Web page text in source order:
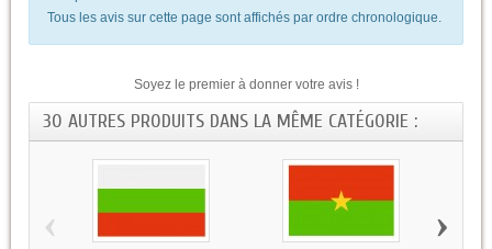
Tous les avis sur cette page sont affichés par ordre chronologique.
Soyez le premier à donner votre avis !
30 AUTRES PRODUITS DANS LA MÊME CATÉGORIE :
‹ ›